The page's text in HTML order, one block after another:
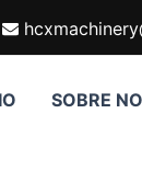
SOBRE